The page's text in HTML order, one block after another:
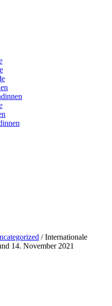
/ Internationale
14. November 2021